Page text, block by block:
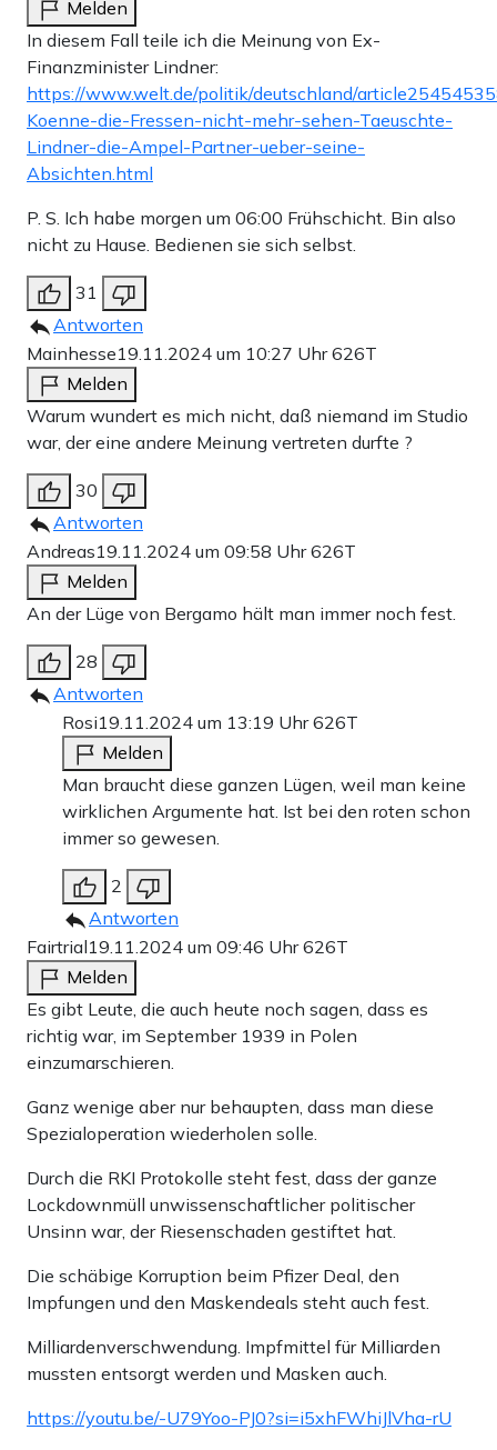
Melden
In diesem Fall teile ich die Meinung von Ex-
Finanzminister Lindner:
https://www.welt.de/politik/deutschland/
Koenne-die-Fressen-nicht-mehr-sehen-Taeuschte-
Lindner-die-Ampel-Partner-ueber-seine-
Absichten.html
P. S. Ich habe morgen um 06:00 Frühschicht. Bin also
nicht zu Hause. Bedienen sie sich selbst.
31
Antworten
Mainhesse19.11.2024 um 10:27 Uhr626T
Melden
Warum wundert es mich nicht, daß niemand im Studio
war, der eine andere Meinung vertreten durfte ?
30
Antworten
Andreas19.11.2024 um 09:58 Uhr626T
Melden
An der Lüge von Bergamo hält man immer noch fest.
28
Antworten
Rosi19.11.2024 um 13:19 Uhr626T
Melden
Man braucht diese ganzen Lügen, weil man keine
wirklichen Argumente hat. Ist bei den roten schon
immer so gewesen.
2
Antworten
Fairtrial19.11.2024 um 09:46 Uhr626T
Melden
Es gibt Leute, die auch heute noch sagen, dass es
richtig war, im September 1939 in Polen
einzumarschieren.
Ganz wenige aber nur behaupten, dass man diese
Spezialoperation wiederholen solle.
Durch die RKI Protokolle steht fest, dass der ganze
Lockdownmüll unwissenschaftlicher politischer
Unsinn war, der Riesenschaden gestiftet hat.
Die schäbige Korruption beim Pfizer Deal, den
Impfungen und den Maskendeals steht auch fest.
Milliardenverschwendung. Impfmittel für Milliarden
mussten entsorgt werden und Masken auch.
https://youtu.be/-U79Yoo-PJ0?si=i5xhFWhiJlVha-rU